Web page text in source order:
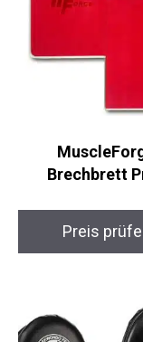
Brechbrett
Preis